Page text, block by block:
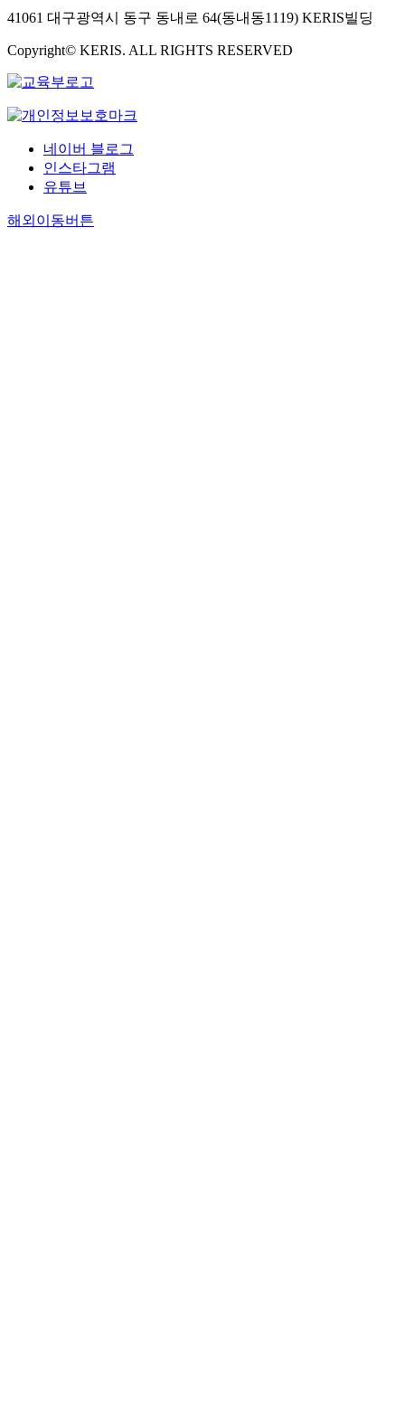
41061 대구광역시 동구 동내로 64(동내동1119) KERIS빌딩
Copyright© KERIS. ALL RIGHTS RESERVED
네이버 블로그
인스타그램
유튜브
해외이동버튼